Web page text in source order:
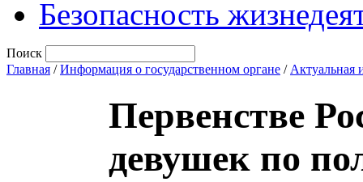
Безопасность
Поиск
Главная /Информация о государственном органе / Актуальная
Первенстве
девушек по